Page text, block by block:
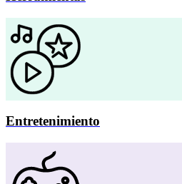
Entretenimiento